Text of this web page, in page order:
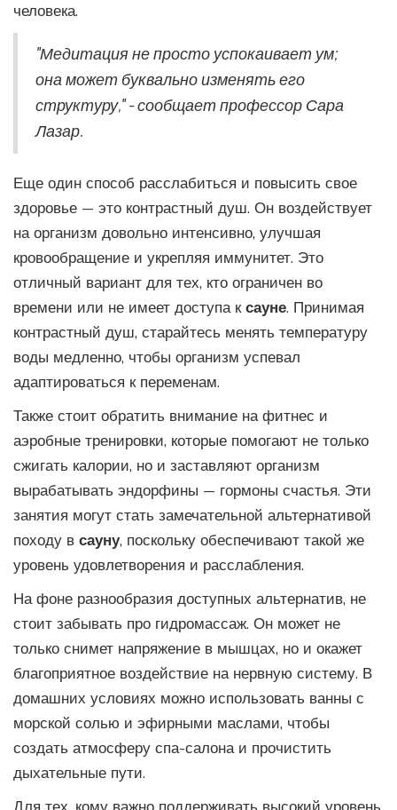
человека.
"Медитация не просто успокаивает ум;
она может буквально изменять его
структуру," - сообщает профессор Сара
Лазар.
Еще один способ расслабиться и повысить свое
здоровье — это контрастный душ. Он воздействует
на организм довольно интенсивно, улучшая
кровообращение и укрепляя иммунитет. Это
отличный вариант для тех, кто ограничен во
времени или не имеет доступа ксауне. Принимая
контрастный душ, старайтесь менять температуру
воды медленно, чтобы организм успевал
адаптироваться к переменам.
Также стоит обратить внимание на фитнес и
аэробные тренировки, которые помогают не только
сжигать калории, но и заставляют организм
вырабатывать эндорфины — гормоны счастья. Эти
занятия могут стать замечательной альтернативой
походу в сауну, поскольку обеспечивают такой же
уровень удовлетворения и расслабления.
На фоне разнообразия доступных альтернатив, не
стоит забывать про гидромассаж. Он может не
только снимет напряжение в мышцах, но и окажет
благоприятное воздействие на нервную систему. В
домашних условиях можно использовать ванны с
морской солью и эфирными маслами, чтобы
создать атмосферу спа-салона и прочистить
дыхательные пути.